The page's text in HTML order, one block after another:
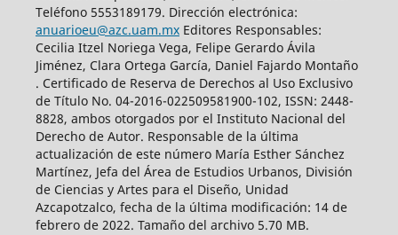
Teléfono 5553189179. Dirección electrónica:
anuarioeu@azc.uam.mxEditores Responsables:
Cecilia Itzel Noriega Vega, Felipe Gerardo Ávila
Jiménez, Clara Ortega García, Daniel Fajardo Montaño
. Certificado de Reserva de Derechos al Uso Exclusivo
de Título No. 04-2016-022509581900-102, ISSN: 2448-
8828, ambos otorgados por el Instituto Nacional del
Derecho de Autor. Responsable de la última
actualización de este número María Esther Sánchez
Martínez, Jefa del Área de Estudios Urbanos, División
de Ciencias y Artes para el Diseño, Unidad
Azcapotzalco, fecha de la última modificación: 14 de
febrero de 2022. Tamaño del archivo 5.70 MB.